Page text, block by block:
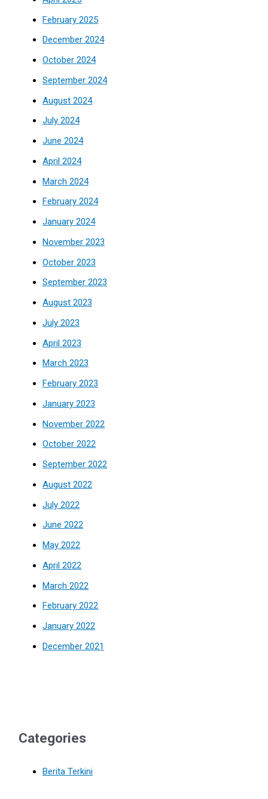
February 2025
December 2024
October 2024
September 2024
August 2024
July 2024
June 2024
April 2024
March 2024
February 2024
January 2024
November 2023
October 2023
September 2023
August 2023
July 2023
April 2023
March 2023
February 2023
January 2023
November 2022
October 2022
September 2022
August 2022
July 2022
June 2022
May 2022
April 2022
March 2022
February 2022
January 2022
December 2021
Categories
Berita Terkini